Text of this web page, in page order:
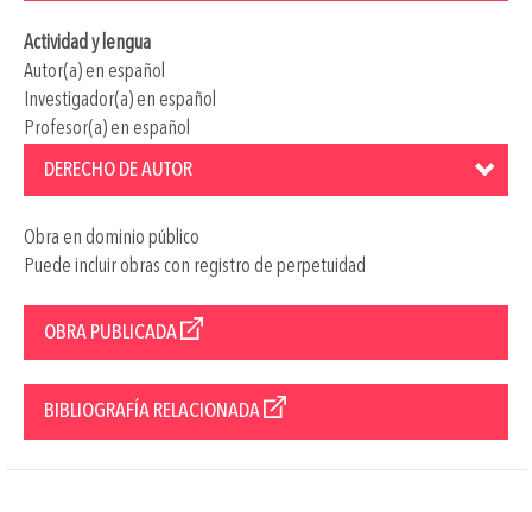
Actividad y lengua
Autor(a) en español
Investigador(a) en español
Profesor(a) en español
DERECHO DE AUTOR
Obra en dominio público
Puede incluir obras con registro de perpetuidad
OBRA PUBLICADA
BIBLIOGRAFÍA RELACIONADA